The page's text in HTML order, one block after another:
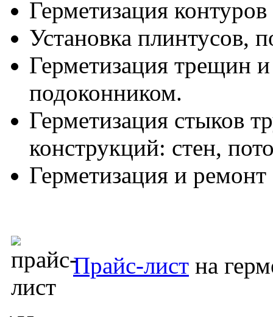
Герметизация
Установка плинтусов,
Герметизация трещин
подоконником.
Герметизация стыков
конструкций: стен,
Герметизация и ремонт
Прайс-лист на